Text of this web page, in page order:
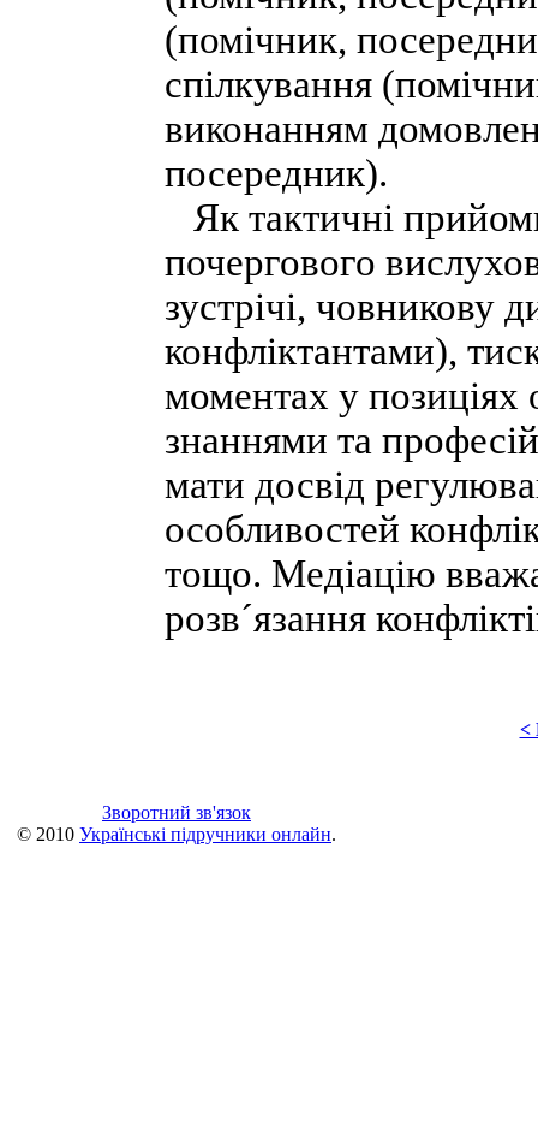
(помічник,
спілкування
виконанням
посередник).
Як тактичні
почергового
зустрічі, човникову
конфліктантами),
моментах у позиціях
знаннями та
мати досвід
особливостей
тощо. Медіацію
розв´язання
<
Зворотний зв'язок
© 2010 Українські підручники онлайн.